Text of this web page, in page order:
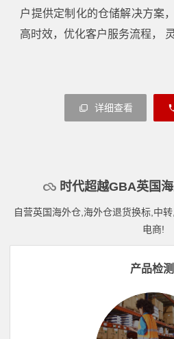
户提供定制化的仓储解决方案
高时效，优化客户服务流程，
详细查看
时代超越GBA英国
自营英国海外仓,海外仓退货换标,中
电商!
产品检测